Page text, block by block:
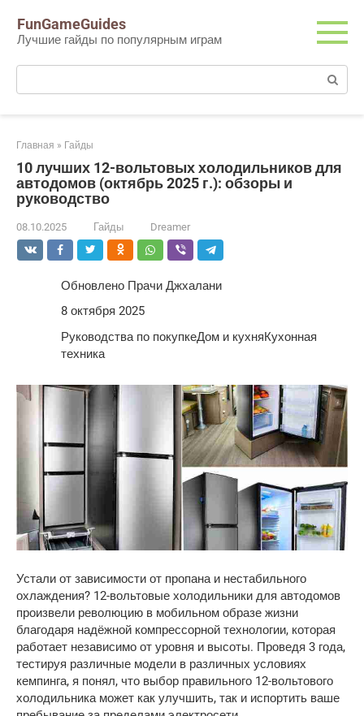
контенту
FunGameGuides
Лучшие гайды по популярным играм
Поиск:
Главная » Гайды
10 лучших 12-вольтовых холодильников для
автодомов (октябрь 2025 г.): обзоры и
руководство
08.10.2025 Гайды Dreamer
Обновлено Прачи Джхалани
8 октября 2025
Руководства по покупкеДом и кухняКухонная
техника
Устали от зависимости от пропана и нестабильного
охлаждения? 12-вольтовые холодильники для автодомов
произвели революцию в мобильном образе жизни
благодаря надёжной компрессорной технологии, которая
работает независимо от уровня и высоты. Проведя 3 года,
тестируя различные модели в различных условиях
кемпинга, я понял, что выбор правильного 12-вольтового
холодильника может как улучшить, так и испортить ваше